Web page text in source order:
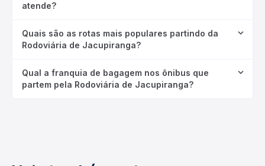
atende?
Quais são as rotas mais populares partindo da
Rodoviária de Jacupiranga?
Qual a franquia de bagagem nos ônibus que
partem pela Rodoviária de Jacupiranga?